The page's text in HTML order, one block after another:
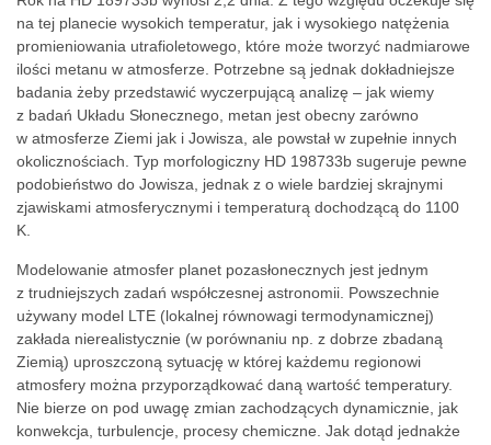
na tej planecie wysokich temperatur, jak i wysokiego natężenia
promieniowania utrafioletowego, które może tworzyć nadmiarowe
ilości metanu w atmosferze. Potrzebne są jednak dokładniejsze
badania żeby przedstawić wyczerpującą analizę – jak wiemy
z badań Układu Słonecznego, metan jest obecny zarówno
w atmosferze Ziemi jak i Jowisza, ale powstał w zupełnie innych
okolicznościach. Typ morfologiczny HD 198733b sugeruje pewne
podobieństwo do Jowisza, jednak z o wiele bardziej skrajnymi
zjawiskami atmosferycznymi i temperaturą dochodzącą do 1100
K.
Modelowanie atmosfer planet pozasłonecznych jest jednym
z trudniejszych zadań współczesnej astronomii. Powszechnie
używany model LTE (lokalnej równowagi termodynamicznej)
zakłada nierealistycznie (w porównaniu np. z dobrze zbadaną
Ziemią) uproszczoną sytuację w której każdemu regionowi
atmosfery można przyporządkować daną wartość temperatury.
Nie bierze on pod uwagę zmian zachodzących dynamicznie, jak
konwekcja, turbulencje, procesy chemiczne. Jak dotąd jednakże